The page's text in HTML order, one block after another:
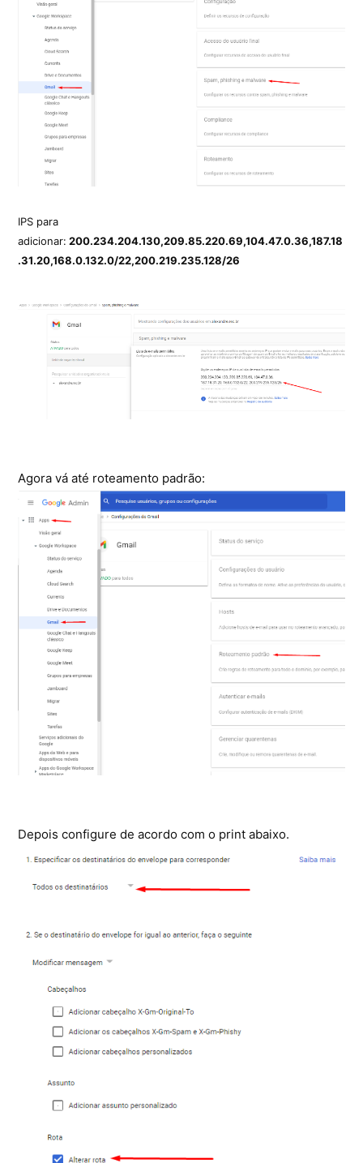
IPS para
adicionar: 200.234.204.130,209.85.220.69,104.47.0.36,187.18
.31.20,168.0.132.0/22,200.219.235.128/26
Agora vá até roteamento padrão:
Depois configure de acordo com o print abaixo.